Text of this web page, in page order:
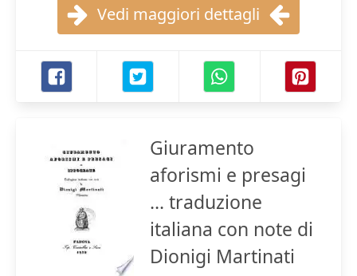
Vedi maggiori dettagli
Giuramento
aforismi e presagi
... traduzione
italiana con note di
Dionigi Martinati